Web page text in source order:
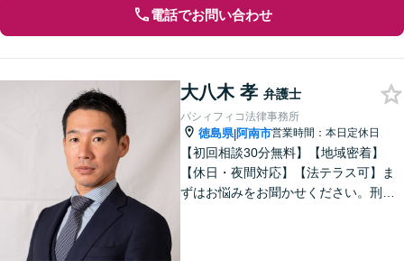
電話でお問い合わせ
大八木 孝 弁護士
パシィフィコ法律事務所
徳島県|阿南市営業時間：本日定休日
【初回相談30分無料】【地域密着】
【休日・夜間対応】【法テラス可】ま
ずはお悩みをお聞かせください。刑事